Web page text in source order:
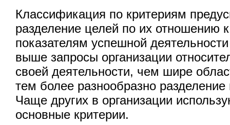
Классификация по критериям
разделение целей по их отношению
показателям успешной
выше запросы организации
своей деятельности, чем шире
тем более разнообразно
Чаще других в организации
основные критерии.